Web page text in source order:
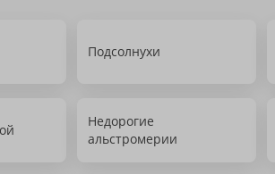
Подсолнухи
Недорогие
альстромерии